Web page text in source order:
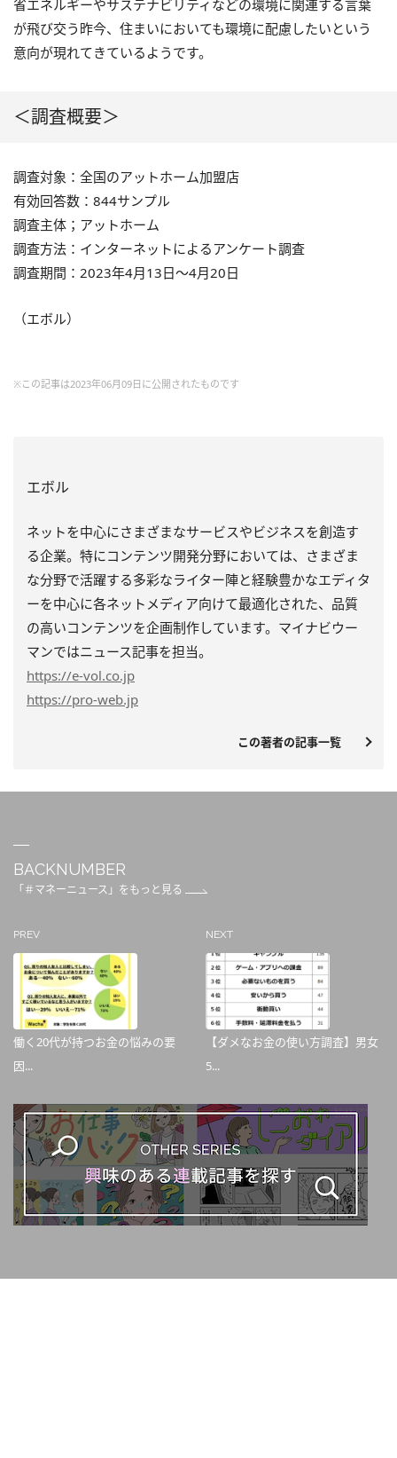
省エネルギーやサステナビリティなどの環境に関連する言葉
が飛び交う昨今、住まいにおいても環境に配慮したいという
意向が現れてきているようです。
＜調査概要＞
調査対象：全国のアットホーム加盟店
有効回答数：844サンプル
調査主体；アットホーム
調査方法：インターネットによるアンケート調査
調査期間：2023年4月13日～4月20日
（エボル）
※この記事は2023年06月09日に公開されたものです
エボル
ネットを中心にさまざまなサービスやビジネスを創造す
る企業。特にコンテンツ開発分野においては、さまざま
な分野で活躍する多彩なライター陣と経験豊かなエディタ
ーを中心に各ネットメディア向けて最適化された、品質
の高いコンテンツを企画制作しています。マイナビウー
マンではニュース記事を担当。
https://e-vol.co.jp
https://pro-web.jp
この著者の記事一覧
BACKNUMBER
「＃マネーニュース」をもっと見る
PREV
働く20代が持つお金の悩みの要
因...
NEXT
【ダメなお金の使い方調査】男女
5...